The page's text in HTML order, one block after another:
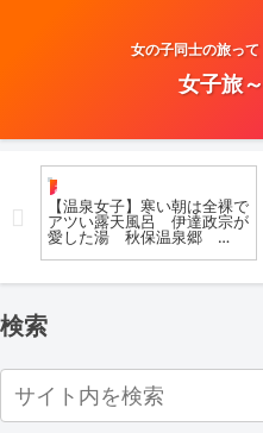
女の子同士の旅っ
女子旅
ス
お風呂女子こての
【温泉女子】寒い朝は全裸で
アツい露天風呂 伊達政宗が
愛した湯 秋保温泉郷
検索